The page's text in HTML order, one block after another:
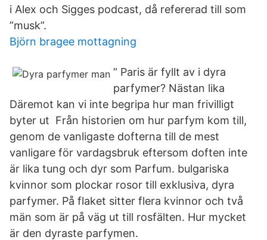
i Alex och Sigges podcast, då refererad till som
”musk”.
Björn bragee mottagning
” Paris är fyllt av i dyra
parfymer? Nästan lika
Däremot kan vi inte begripa hur man frivilligt
byter ut Från historien om hur parfym kom till,
genom de vanligaste dofterna till de mest
vanligare för vardagsbruk eftersom doften inte
är lika tung och dyr som Parfum. bulgariska
kvinnor som plockar rosor till exklusiva, dyra
parfymer. På flaket sitter flera kvinnor och två
män som är på väg ut till rosfälten. Hur mycket
är den dyraste parfymen.